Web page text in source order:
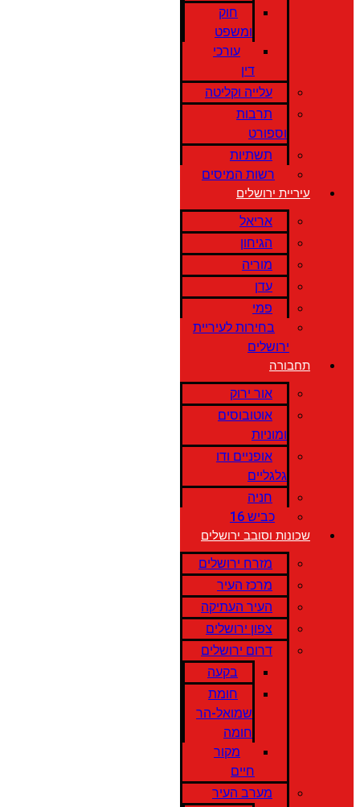
חוק
ומשפט
עורכי
דין
עלייה וקליטה
תרבות
וספורט
תשתיות
רשות המיסים
עיריית ירושלים
אריאל
הגיחון
מוריה
עדן
פמי
בחירות לעיריית
ירושלים
תחבורה
אור ירוק
אוטובוסים
ומוניות
אופניים ודו
גלגליים
חניה
כביש 16
שכונות וסובב ירושלים
מזרח ירושלים
מרכז העיר
העיר העתיקה
צפון ירושלים
דרום ירושלים
בקעה
חומת
שמואל-הר
חומה
מקור
חיים
מערב העיר